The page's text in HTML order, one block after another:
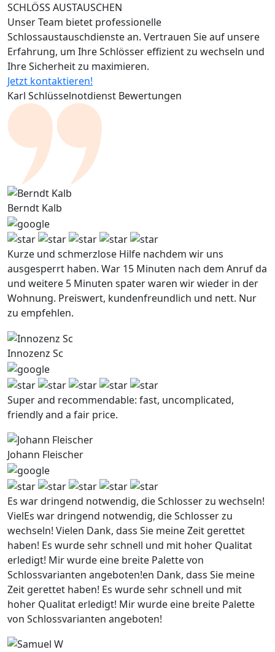
SCHLÖSS AUSTAUSCHEN
Unser Team bietet professionelle
Schlossaustauschdienste an. Vertrauen Sie auf unsere
Erfahrung, um Ihre Schlösser effizient zu wechseln und
Ihre Sicherheit zu maximieren.
Jetzt kontaktieren!
Karl Schlüsselnotdienst Bewertungen
Berndt Kalb
Kurze und schmerzlose Hilfe nachdem wir uns
ausgesperrt haben. War 15 Minuten nach dem Anruf da
und weitere 5 Minuten spater waren wir wieder in der
Wohnung. Preiswert, kundenfreundlich und nett. Nur
zu empfehlen.
Innozenz Sc
Super and recommendable: fast, uncomplicated,
friendly and a fair price.
Johann Fleischer
Es war dringend notwendig, die Schlosser zu wechseln!
VielEs war dringend notwendig, die Schlosser zu
wechseln! Vielen Dank, dass Sie meine Zeit gerettet
haben! Es wurde sehr schnell und mit hoher Qualitat
erledigt! Mir wurde eine breite Palette von
Schlossvarianten angeboten!en Dank, dass Sie meine
Zeit gerettet haben! Es wurde sehr schnell und mit
hoher Qualitat erledigt! Mir wurde eine breite Palette
von Schlossvarianten angeboten!